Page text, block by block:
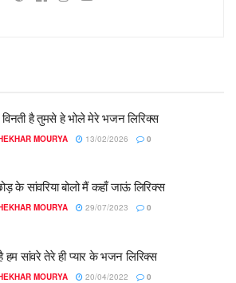
विनती है तुमसे हे भोले मेरे भजन लिरिक्स
MOURYA 13/02/2026 0
के सांवरिया बोलो मैं कहाँ जाऊं लिरिक्स
MOURYA 29/07/2023 0
सांवरे तेरे ही प्यार के भजन लिरिक्स
MOURYA 20/04/2022 0